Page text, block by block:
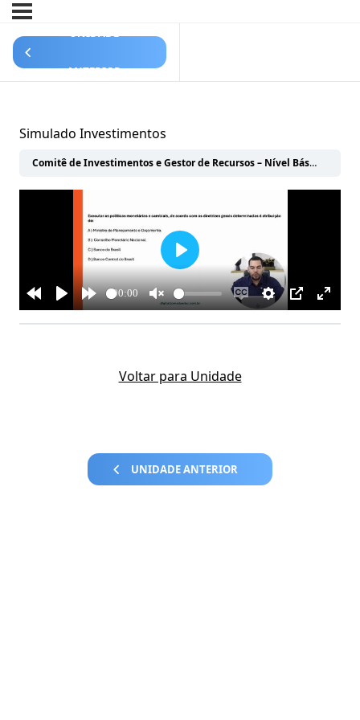
UNIDADE
ANTERIOR
Simulado Investimentos
Comitê de Investimentos e Gestor de Recursos – Nível Básico
UNIDADE ANTERIOR
Voltar para Unidade